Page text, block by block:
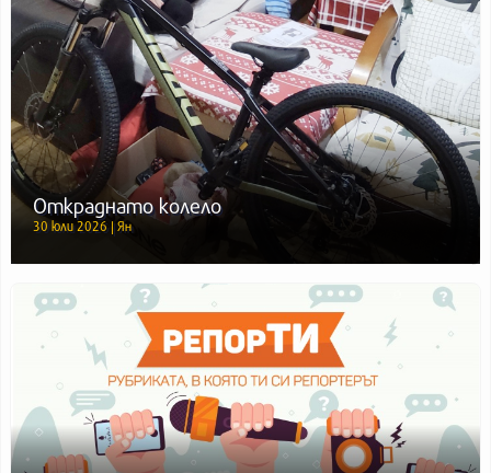
Откраднато колело
30 юли 2026 | Ян